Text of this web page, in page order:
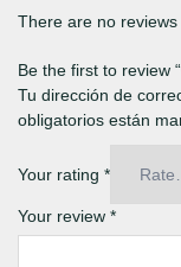
There are no reviews
Be the first to review
Tu dirección de
obligatorios están
Your rating *
Your review *